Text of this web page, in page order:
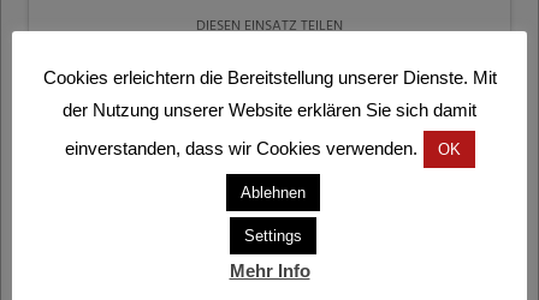
DIESEN EINSATZ TEILEN
Cookies erleichtern die Bereitstellung unserer Dienste. Mit
der Nutzung unserer Website erklären Sie sich damit
einverstanden, dass wir Cookies verwenden.
OK
Ablehnen
Settings
Mehr Info